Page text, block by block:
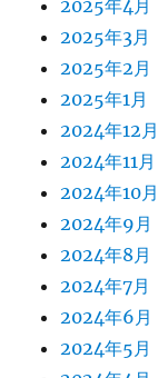
2025年4月
2025年3月
2025年2月
2025年1月
2024年12月
2024年11月
2024年10月
2024年9月
2024年8月
2024年7月
2024年6月
2024年5月